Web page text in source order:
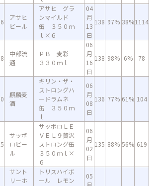
アサヒ
ビール
アサヒ グラ
ンマイルド
缶 ３５０ｍ
ｌ×６
04
月
13
日
138 97% 38%1114
中部流
通
ＰＢ 麦彩
３３０ｍｌ
06
月
16
日
138 98% 6% 78
麒麟麦
酒
キリン・ザ・
ストロングハ
ードラムネ
缶 ３５０ｍ
ｌ
06
月
08
日
136 77% 61% 104
サッポ
ロビー
ル
サッポロＬＥ
ＶＥＬ９贅沢
ストロング缶
３５０ｍｌ×
６
06
月
02
日
135 88% 56% 619
サント
リーホ
トリスハイボ
ール レモン
05